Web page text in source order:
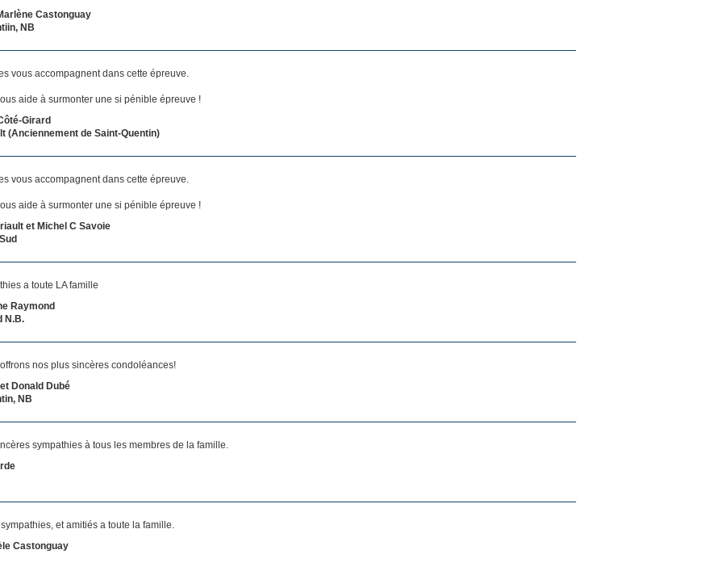
Castonguay
NB
vous accompagnent dans cette épreuve.
aide à surmonter une si pénible épreuve !
Girard
(Anciennement de Saint-Quentin)
vous accompagnent dans cette épreuve.
aide à surmonter une si pénible épreuve !
et Michel C Savoie
a toute LA famille
Raymond
N.B.
nos plus sincères condoléances!
Donald Dubé
NB
sympathies à tous les membres de la famille.
et amitiés a toute la famille.
Castonguay